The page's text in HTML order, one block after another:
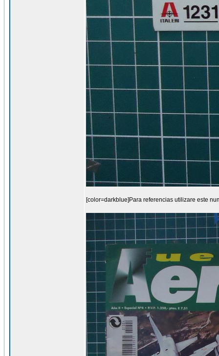
[color=darkblue]Para referencias utilizare este